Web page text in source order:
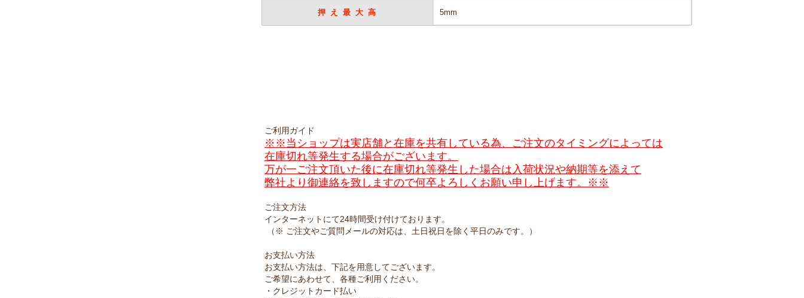
押え最大高 5mm
ご利用ガイド
※※当ショップは実店舗と在庫を共有している為、ご注文のタイミングによっては
在庫切れ等発生する場合がございます。
万が一ご注文頂いた後に在庫切れ等発生した場合は入荷状況や納期等を添えて
弊社より御連絡を致しますので何卒よろしくお願い申し上げます。※※
ご注文方法
インターネットにて24時間受け付けております。
（※ ご注文やご質問メールの対応は、土日祝日を除く平日のみです。）
お支払い方法
お支払い方法は、下記を用意してございます。
ご希望にあわせて、各種ご利用ください。
・クレジットカード払い